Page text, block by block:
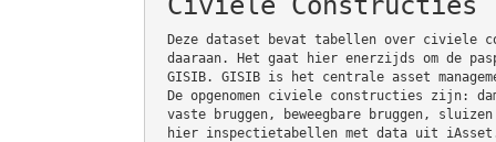
Deze dataset bevat tabellen over civiele
daaraan. Het gaat hier enerzijds om de
GISIB. GISIB is het centrale asset
De opgenomen civiele constructies zijn:
vaste bruggen, beweegbare bruggen,
hier inspectietabellen met data uit